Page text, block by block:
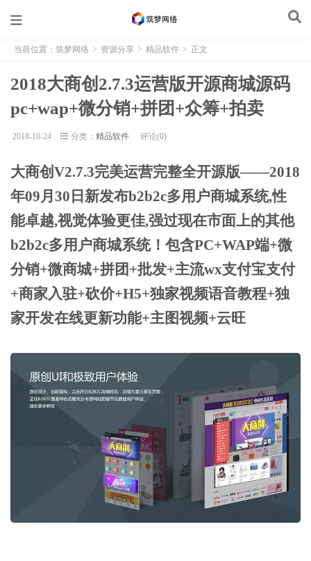
当前位置： 筑梦网络 > 资源分享 > 精品软件 > 正文
2018大商创2.7.3运营版开源商城源码
pc+wap+微分销+拼团+众筹+拍卖
2018-10-24 分类： 精品软件 评论(0)
大商创V2.7.3完美运营完整全开源版——2018
年09月30日新发布b2b2c多用户商城系统,性
能卓越,视觉体验更佳,强过现在市面上的其他
b2b2c多用户商城系统！包含PC+WAP端+微
分销+微商城+拼团+批发+主流wx支付宝支付
+商家入驻+砍价+H5+独家视频语音教程+独
家开发在线更新功能+主图视频+云旺